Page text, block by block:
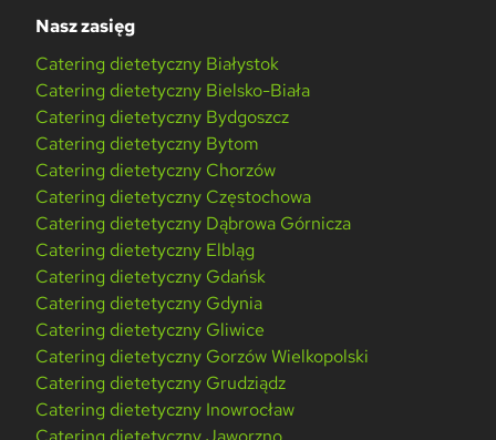
Nasz zasięg
Catering dietetyczny Białystok
Catering dietetyczny Bielsko-Biała
Catering dietetyczny Bydgoszcz
Catering dietetyczny Bytom
Catering dietetyczny Chorzów
Catering dietetyczny Częstochowa
Catering dietetyczny Dąbrowa Górnicza
Catering dietetyczny Elbląg
Catering dietetyczny Gdańsk
Catering dietetyczny Gdynia
Catering dietetyczny Gliwice
Catering dietetyczny Gorzów Wielkopolski
Catering dietetyczny Grudziądz
Catering dietetyczny Inowrocław